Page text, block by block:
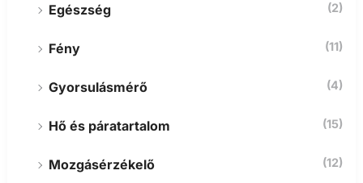
Egészség (2)
Fény (11)
Gyorsulásmérő (4)
Hő és páratartalom (15)
Mozgásérzékelő (12)